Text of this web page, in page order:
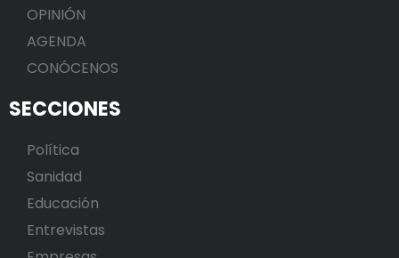
OPINIÓN
AGENDA
CONÓCENOS
SECCIONES
Política
Sanidad
Educación
Entrevistas